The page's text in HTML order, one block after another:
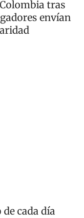
tras
envían
cada día